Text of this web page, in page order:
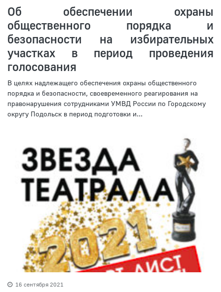
Об обеспечении охраны
общественного порядка и
безопасности на избирательных
участках в период проведения
голосования
В целях надлежащего обеспечения охраны общественного
порядка и безопасности, своевременного реагирования на
правонарушения сотрудниками УМВД России по Городскому
округу Подольск в период подготовки и...
16 сентября 2021